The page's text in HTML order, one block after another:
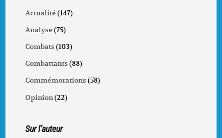
Actualité (147)
Analyse (75)
Combats (103)
Combattants (88)
Commémorations (58)
Opinion (22)
Sur l’auteur